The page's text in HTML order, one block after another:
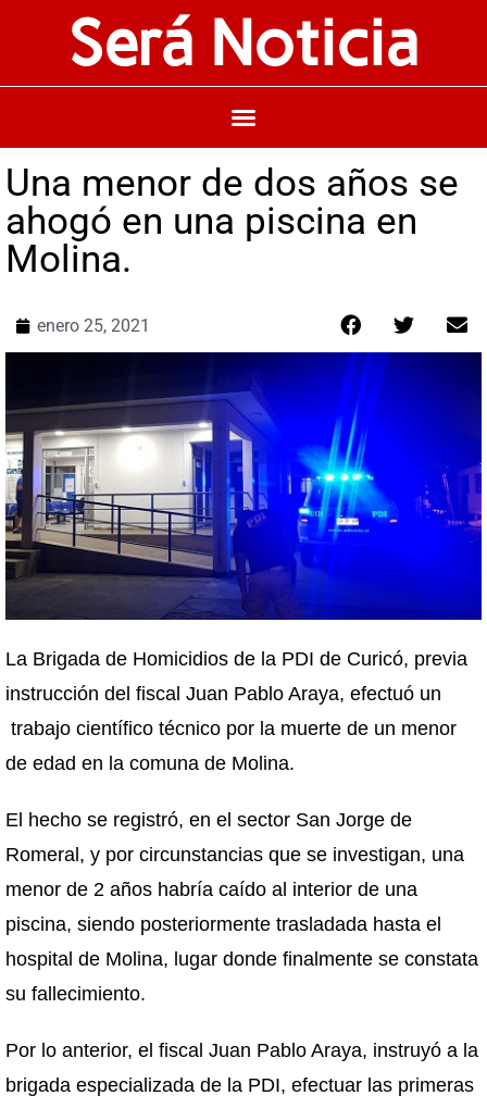
Será Noticia
Una menor de dos años se
ahogó en una piscina en
Molina.
enero 25, 2021
La Brigada de Homicidios de la PDI de Curicó, previa
instrucción del fiscal Juan Pablo Araya, efectuó un
trabajo científico técnico por la muerte de un menor
de edad en la comuna de Molina.
El hecho se registró, en el sector San Jorge de
Romeral, y por circunstancias que se investigan, una
menor de 2 años habría caído al interior de una
piscina, siendo posteriormente trasladada hasta el
hospital de Molina, lugar donde finalmente se constata
su fallecimiento.
Por lo anterior, el fiscal Juan Pablo Araya, instruyó a la
brigada especializada de la PDI, efectuar las primeras